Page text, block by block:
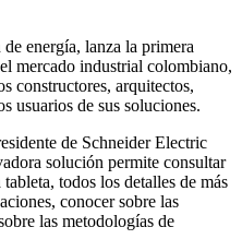
energía, lanza la primera
mercado industrial colombiano,
constructores, arquitectos,
usuarios de sus soluciones.
de Schneider Electric
solución permite consultar
todos los detalles de más
conocer sobre las
las metodologías de